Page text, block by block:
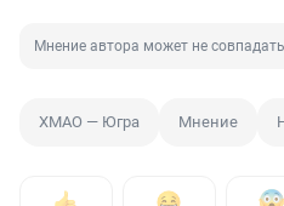
Мнение автора может не
ХМАО — Югра Мнение